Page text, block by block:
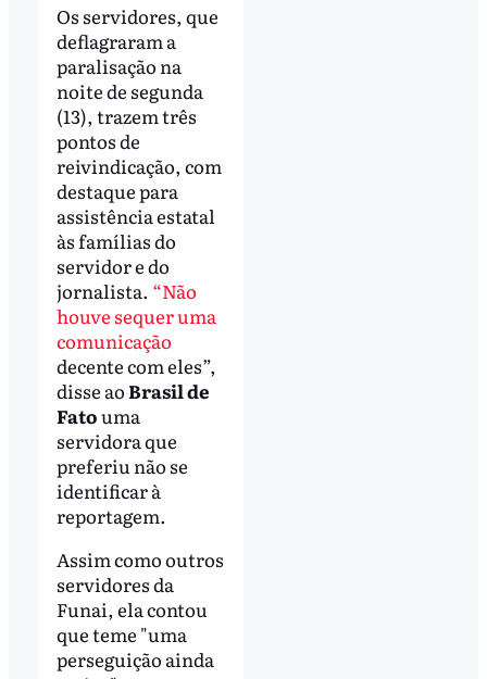
Os servidores, que
deflagraram a
paralisação na
noite de segunda
(13), trazem três
pontos de
reivindicação, com
destaque para
assistência estatal
às famílias do
servidor e do
jornalista. “Não
houve sequer uma
comunicação
decente com eles”,
disse aoBrasil de
Fatouma
servidora que
preferiu não se
identificar à
reportagem.
Assim como outros
servidores da
Funai, ela contou
que teme "uma
perseguição ainda